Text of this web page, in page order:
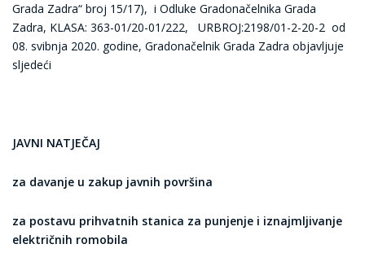
Grada Zadra“ broj 15/17), i Odluke Gradonačelnika Grada
Zadra, KLASA: 363-01/20-01/222, URBROJ:2198/01-2-20-2 od
08. svibnja 2020. godine, Gradonačelnik Grada Zadra objavljuje
sljedeći
JAVNI NATJEČAJ
za davanje u zakup javnih površina
za postavu prihvatnih stanica za punjenje i iznajmljivanje
električnih romobila